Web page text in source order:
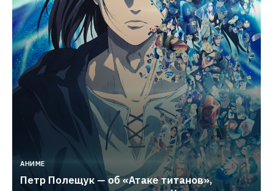
АНИМЕ
Петр Полещук — об «Атаке титанов»,